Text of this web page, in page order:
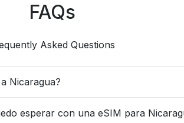
FAQs
Asked Questions
Nicaragua?
esperar con una eSIM para